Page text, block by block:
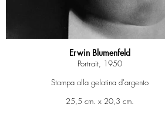
Erwin Blumenfeld
Portrait, 1950
Stampa alla gelatina d'argento
25,5 cm. x 20,3 cm.